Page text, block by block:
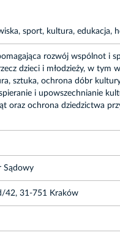
sport, kultura, edukacja,
rozwój wspólnot i
dzieci i młodzieży, w tym
sztuka, ochrona dóbr
i upowszechnianie
oraz ochrona dziedzictwa
Sądowy
42, 31-751 Kraków